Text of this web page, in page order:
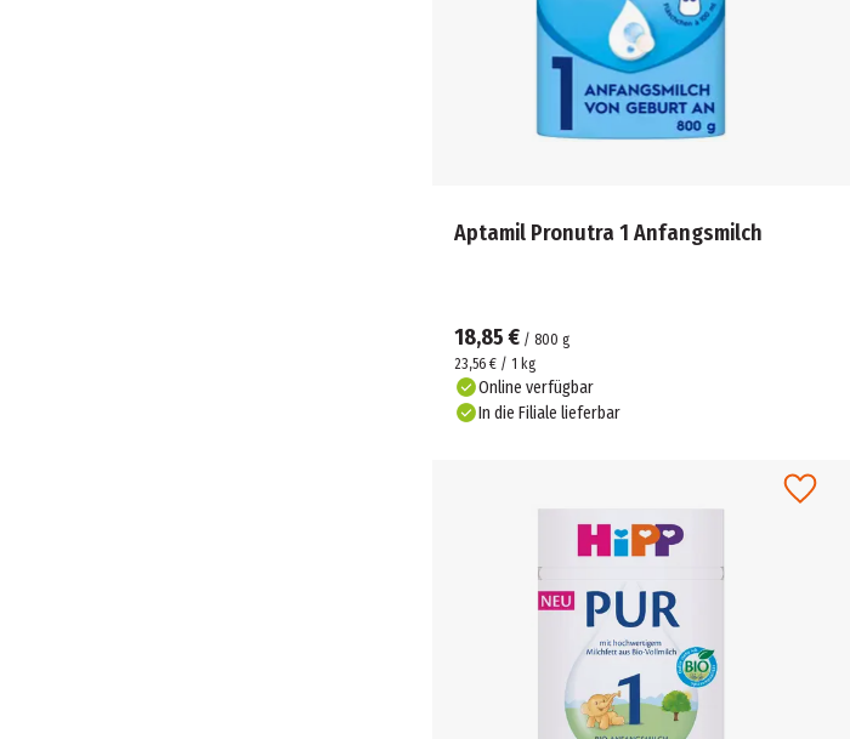
Aptamil Pronutra 1 Anfangsmilch
18,85 € / 800 g
23,56 € / 1 kg
Online verfügbar
In die Filiale lieferbar